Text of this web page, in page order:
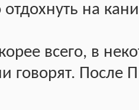
на
всего, в
говорят. После